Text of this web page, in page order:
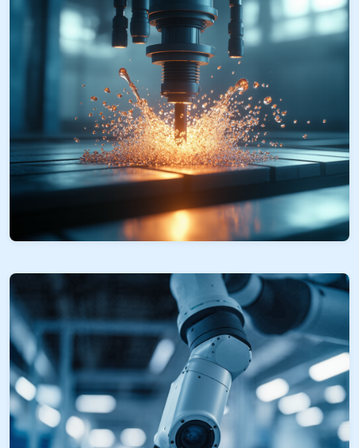
industriellen Bildgebung
Anwendungsszenarien der ToupTek-
Industriekameras